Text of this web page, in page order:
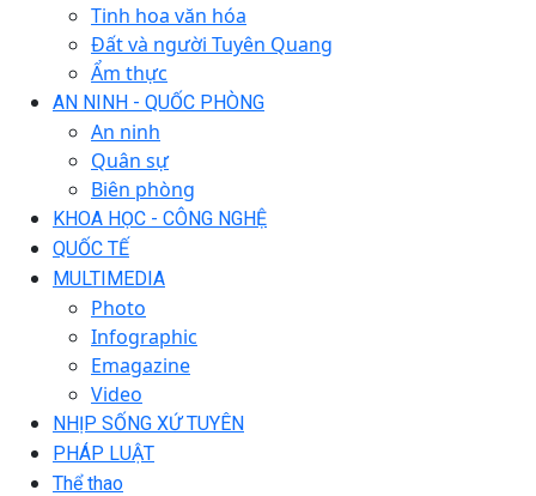
Tinh hoa văn hóa
Đất và người Tuyên Quang
Ẩm thực
AN NINH - QUỐC PHÒNG
An ninh
Quân sự
Biên phòng
KHOA HỌC - CÔNG NGHỆ
QUỐC TẾ
MULTIMEDIA
Photo
Infographic
Emagazine
Video
NHỊP SỐNG XỨ TUYÊN
PHÁP LUẬT
Thể thao